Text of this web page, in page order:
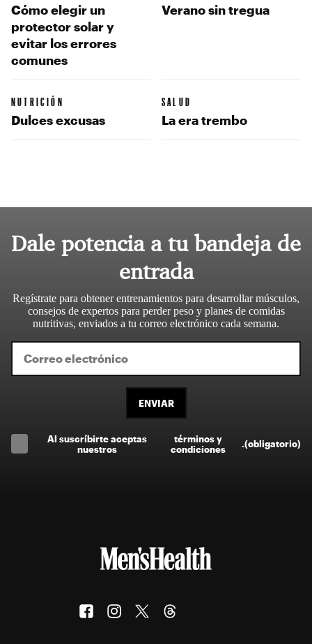
Cómo elegir un
protector solar y
evitar los errores
comunes
Verano sin tregua
NUTRICIÓN
Dulces excusas
SALUD
La era trembo
Dale potencia a tu bandeja de
entrada
Regístrate para obtener entrenamientos para desarrollar músculos,
consejos de expertos para perder peso y planes de comidas
nutritivas, enviados a tu correo electrónico cada semana.
ENVIAR
Al suscríbirte aceptas
nuestros
términos y
condiciones
.(obligatorio)